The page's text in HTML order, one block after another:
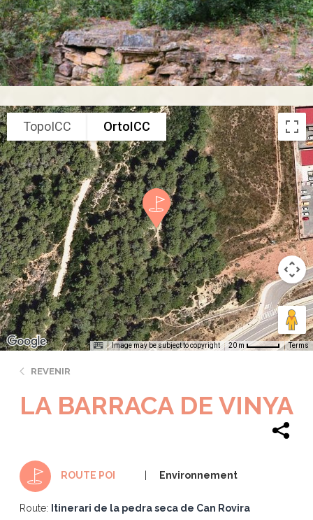
TopoICC OrtoICC
Image may be subject to copyright 20 m Terms
REVENIR
LA BARRACA DE VINYA
ROUTE POI Environnement
Route: Itinerari de la pedra seca de Can Rovira